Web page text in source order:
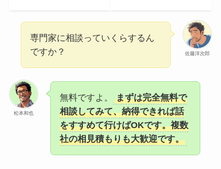
佐藤洋次郎
専門家に相談っていくらするん
ですか？
松本和也
無料ですよ。
まずは完全無料で
相談してみて、納得できれば話
をすすめて行けばOKです。複数
社の相見積もりも大歓迎です。